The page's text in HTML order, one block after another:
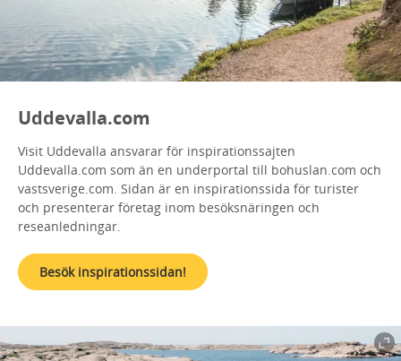
Uddevalla.com
Visit Uddevalla ansvarar för inspirationssajten
Uddevalla.com som än en underportal till bohuslan.com och
vastsverige.com. Sidan är en inspirationssida för turister
och presenterar företag inom besöksnäringen och
reseanledningar.
Besök inspirationssidan!